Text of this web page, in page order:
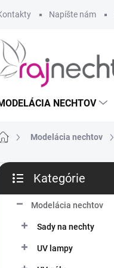
Napíšte nám
NECHTOV
DomovModelácia nechtov
kategórie
Kategórie
Modelácia nechtov
Sady na nechty
UV lampy